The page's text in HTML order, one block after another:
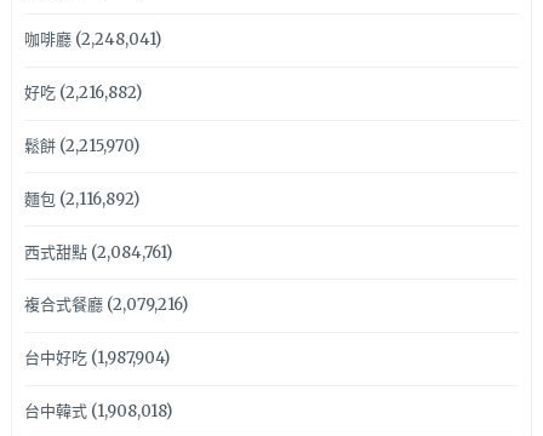
咖啡廳(2,248,041)
好吃(2,216,882)
鬆餅(2,215,970)
麵包(2,116,892)
西式甜點(2,084,761)
複合式餐廳(2,079,216)
台中好吃(1,987,904)
台中韓式(1,908,018)